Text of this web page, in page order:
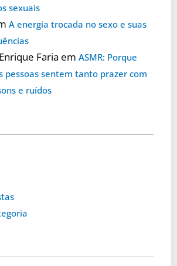
sexuais
A energia trocada no sexo e suas
Faria em ASMR: Porque
pessoas sentem tanto prazer com
e ruídos